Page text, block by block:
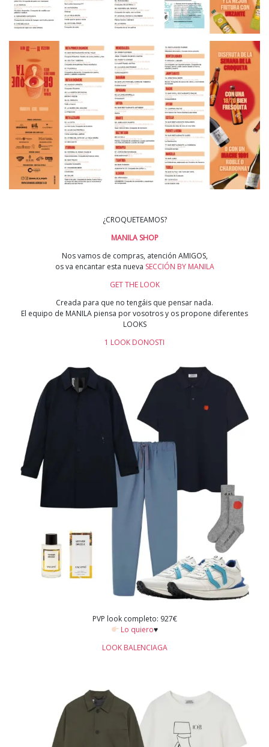
¿CROQUETEAMOS?
MANILA SHOP
Nos vamos de compras, atención AMIGOS,
os va encantar esta nueva SECCIÓN BY MANILA
GET THE LOOK
Creada para que no tengáis que pensar nada.
El equipo de MANILA piensa por vosotros y os propone diferentes
LOOKS
1 LOOK DONOSTI
PVP look completo: 927€
Lo quiero♥️
LOOK BALENCIAGA